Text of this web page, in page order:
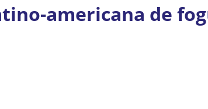
americana de